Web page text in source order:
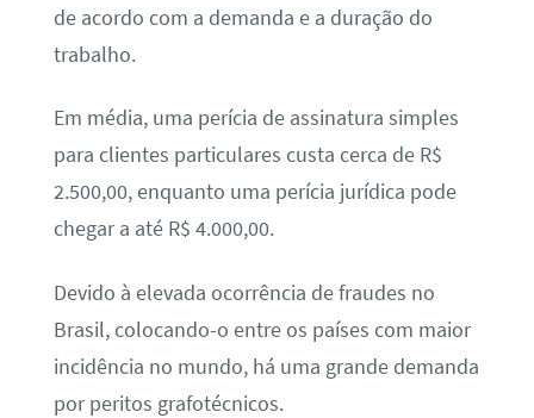
de acordo com a demanda e a duração do
trabalho.
Em média, uma perícia de assinatura simples
para clientes particulares custa cerca de R$
2.500,00, enquanto uma perícia jurídica pode
chegar a até R$ 4.000,00.
Devido à elevada ocorrência de fraudes no
Brasil, colocando-o entre os países com maior
incidência no mundo, há uma grande demanda
por peritos grafotécnicos.